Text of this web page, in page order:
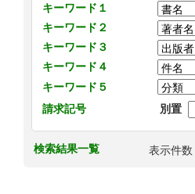
キーワード１
キーワード２
キーワード３
キーワード４
キーワード５
請求記号
別置
検索結果一覧 表示件数